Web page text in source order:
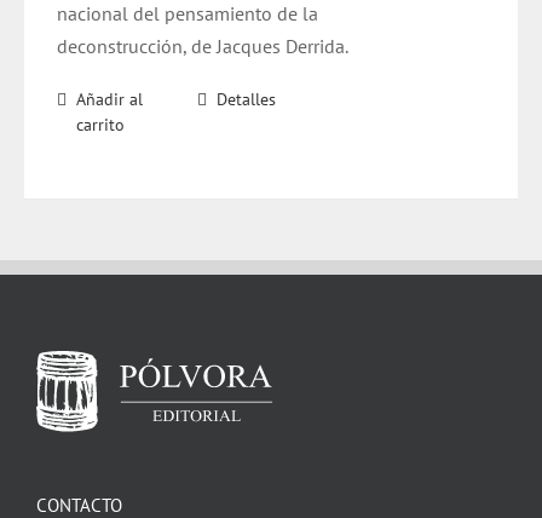
nacional del pensamiento de la
deconstrucción, de Jacques Derrida.
Añadir al
carrito
Detalles
CONTACTO